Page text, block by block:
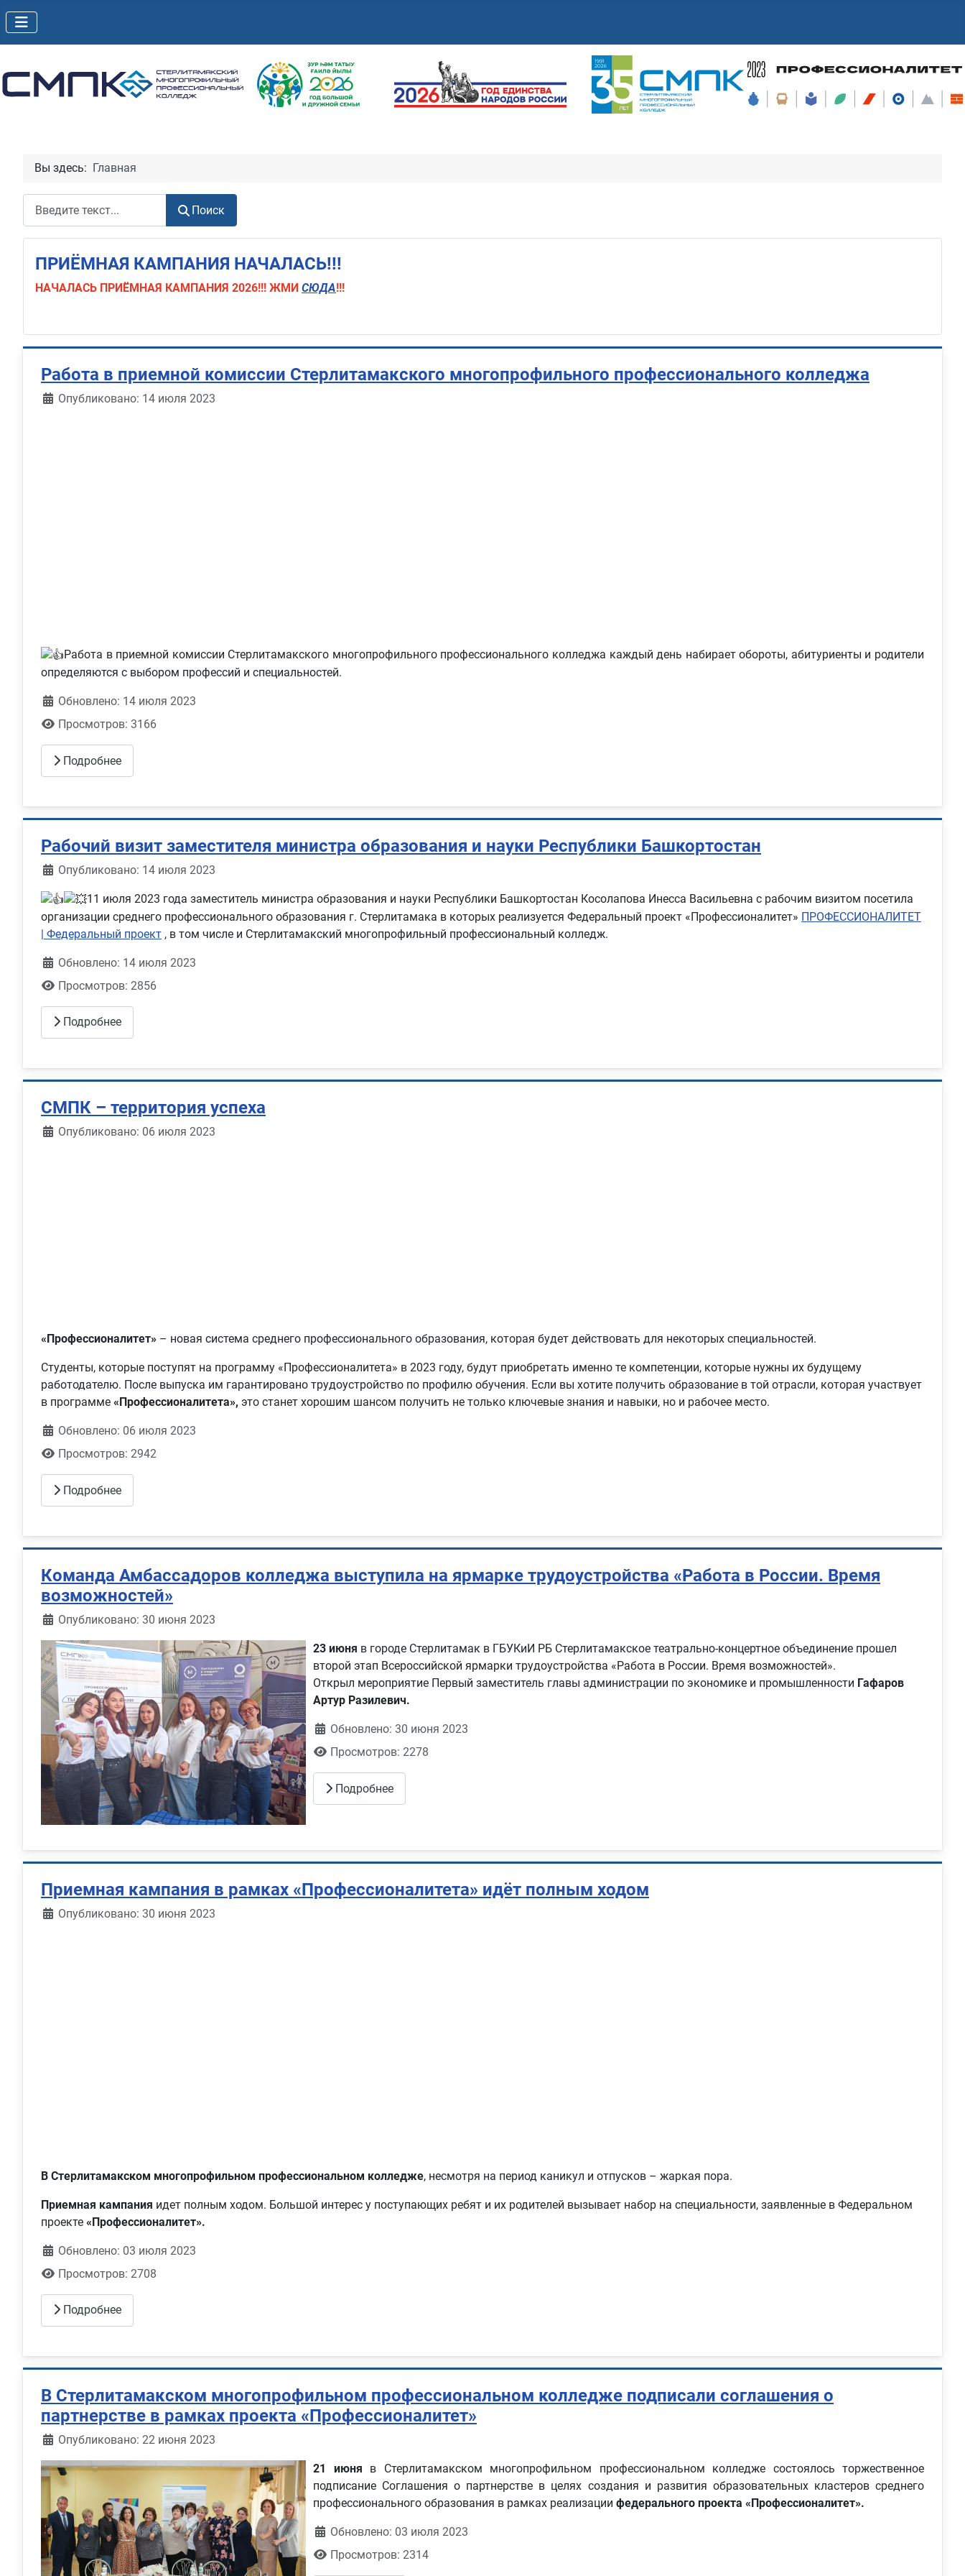
Вы здесь: Главная
Поиск
ПРИЁМНАЯ КАМПАНИЯ НАЧАЛАСЬ!!!
НАЧАЛАСЬ ПРИЁМНАЯ КАМПАНИЯ 2026!!! ЖМИ СЮДА!!!
Работа в приемной комиссии Стерлитамакского многопрофильного профессионального колледжа
Информация о материале
Опубликовано: 14 июля 2023
Работа в приемной комиссии Стерлитамакского многопрофильного профессионального колледжа каждый день набирает обороты, абитуриенты и родители
определяются с выбором профессий и специальностей.
Обновлено: 14 июля 2023
Просмотров: 3166
Подробнее
Рабочий визит заместителя министра образования и науки Республики Башкортостан
Информация о материале
Опубликовано: 14 июля 2023
11 июля 2023 года заместитель министра образования и науки Республики Башкортостан Косолапова Инесса Васильевна с рабочим визитом посетила
организации среднего профессионального образования г. Стерлитамака в которых реализуется Федеральный проект «Профессионалитет» ПРОФЕССИОНАЛИТЕТ
| Федеральный проект , в том числе и Стерлитамакский многопрофильный профессиональный колледж.
Обновлено: 14 июля 2023
Просмотров: 2856
Подробнее
СМПК – территория успеха
Информация о материале
Опубликовано: 06 июля 2023
«Профессионалитет» – новая система среднего профессионального образования, которая будет действовать для некоторых специальностей.
Студенты, которые поступят на программу «Профессионалитета» в 2023 году, будут приобретать именно те компетенции, которые нужны их будущему
работодателю. После выпуска им гарантировано трудоустройство по профилю обучения. Если вы хотите получить образование в той отрасли, которая участвует
в программе «Профессионалитета», это станет хорошим шансом получить не только ключевые знания и навыки, но и рабочее место.
Обновлено: 06 июля 2023
Просмотров: 2942
Подробнее
Команда Амбассадоров колледжа выступила на ярмарке трудоустройства «Работа в России. Время
возможностей»
Информация о материале
Опубликовано: 30 июня 2023
23 июня в городе Стерлитамак в ГБУКиИ РБ Стерлитамакское театрально-концертное объединение прошел
второй этап Всероссийской ярмарки трудоустройства «Работа в России. Время возможностей».
Открыл мероприятие Первый заместитель главы администрации по экономике и промышленности Гафаров
Артур Разилевич.
Обновлено: 30 июня 2023
Просмотров: 2278
Подробнее
Приемная кампания в рамках «Профессионалитета» идёт полным ходом
Информация о материале
Опубликовано: 30 июня 2023
В Стерлитамакском многопрофильном профессиональном колледже, несмотря на период каникул и отпусков – жаркая пора.
Приемная кампания идет полным ходом. Большой интерес у поступающих ребят и их родителей вызывает набор на специальности, заявленные в Федеральном
проекте «Профессионалитет».
Обновлено: 03 июля 2023
Просмотров: 2708
Подробнее
В Стерлитамакском многопрофильном профессиональном колледже подписали соглашения о
партнерстве в рамках проекта «Профессионалитет»
Информация о материале
Опубликовано: 22 июня 2023
21 июня в Стерлитамакском многопрофильном профессиональном колледже состоялось торжественное
подписание Соглашения о партнерстве в целях создания и развития образовательных кластеров среднего
профессионального образования в рамках реализации федерального проекта «Профессионалитет».
Обновлено: 03 июля 2023
Просмотров: 2314